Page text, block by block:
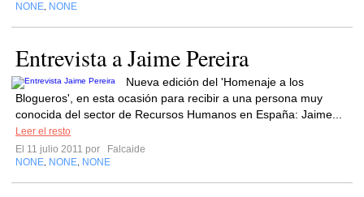
NONE NONE
Entrevista a Jaime Pereira
Nueva edición del 'Homenaje a los
Blogueros', en esta ocasión para recibir a una persona muy
conocida del sector de Recursos Humanos en España: Jaime...
Leer el resto
El 11 julio 2011 por
Falcaide
NONE NONE NONE